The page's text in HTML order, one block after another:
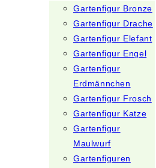
Gartenfigur Bronze
Gartenfigur Drache
Gartenfigur Elefant
Gartenfigur Engel
Gartenfigur
Erdmännchen
Gartenfigur Frosch
Gartenfigur Katze
Gartenfigur
Maulwurf
Gartenfiguren